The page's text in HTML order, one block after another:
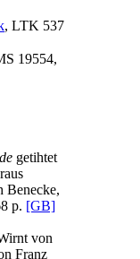
, LTK 537
19554,
getihtet
Benecke,
p. [GB]
von
Franz